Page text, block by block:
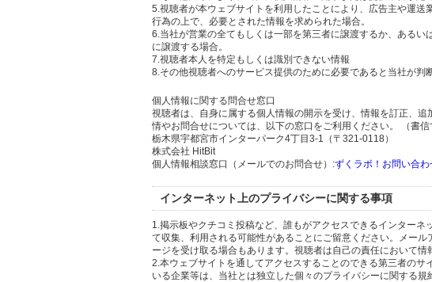
5.視聴者が本ウェブサイトを利用したことにより、広告主や運
行為の上で、必要とされた情報を求められた場合。
6.当社が営業の全てもしくは一部を第三者に譲渡するか、ある
に譲渡する場合。
7.視聴者本人を特定もしくは識別できない情報
8.その他視聴者へのサービス提供のために必要であると当社が判
個人情報に関する問合せ窓口
視聴者は、自身に属する個人情報の開示を受け、情報を訂正、
情やお問合せについては、以下の窓口をご利用ください。 （書信
栃木県宇都宮市インターパーク4丁目3-1（〒321-0118）
株式会社 HitBit
個人情報相談窓口（メールでのお問合せ）:ずくラボ！お問い合わ
インターネット上のプライバシーに関する事項
1.掲示板やクチコミ投稿など、誰もがアクセスできるインター
て収集、利用される可能性があることにご留意ください。メー
ージを受け取る場合もあります。視聴者は自己の責任において情
2.本ウェブサイトを通してアクセスすることのできる第三者の
いる企業等は、当社とは独立した個々のプライバシーに関する